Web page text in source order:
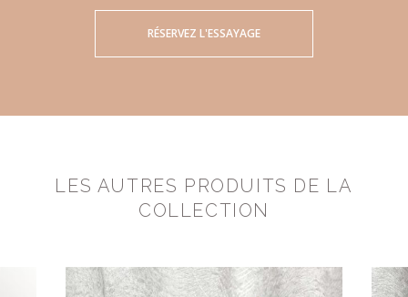
RÉSERVEZ L'ESSAYAGE
LES AUTRES PRODUITS DE LA
COLLECTION